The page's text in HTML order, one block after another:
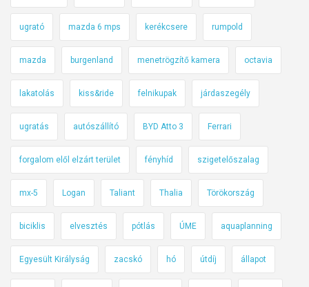
ugrató mazda 6 mps kerékcsere rumpold
mazda burgenland menetrögzítő kamera octavia
lakatolás kiss&ride felnikupak járdaszegély
ugratás autószállító BYD Atto 3 Ferrari
forgalom elől elzárt terület fényhíd szigetelőszalag
mx-5 Logan Taliant Thalia Törökország
biciklis elvesztés pótlás ÚME aquaplanning
Egyesült Királyság zacskó hó útdíj állapot